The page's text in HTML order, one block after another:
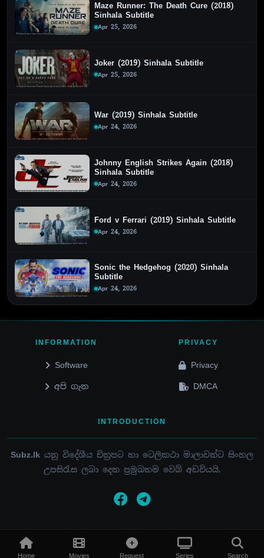
Maze Runner: The Death Cure (2018)
Sinhala Subtitle
Apr 25, 2026
Joker (2019) Sinhala Subtitle
Apr 25, 2026
War (2019) Sinhala Subtitle
Apr 24, 2026
Johnny English Strikes Again (2018)
Sinhala Subtitle
Apr 24, 2026
Ford v Ferrari (2019) Sinhala Subtitle
Apr 24, 2026
Sonic the Hedgehog (2020) Sinhala
Subtitle
Apr 24, 2026
Home Movies Request Series Search
INFORMATION
Software
අපි ගැන
PRIVACY
Privacy
DMCA
INTRODUCTION
Subz.lk යනු විදේශීය චිත්‍රපට හා ටෙලිකථා මාලාවන්ට සිංහල
උපසිරැස ලබා දෙන ප්‍රමුඛතම වෙබ් අඩවියයි.
© 2015 - 2026 / SUBZ.LK / ALL RIGHTS RESERVED